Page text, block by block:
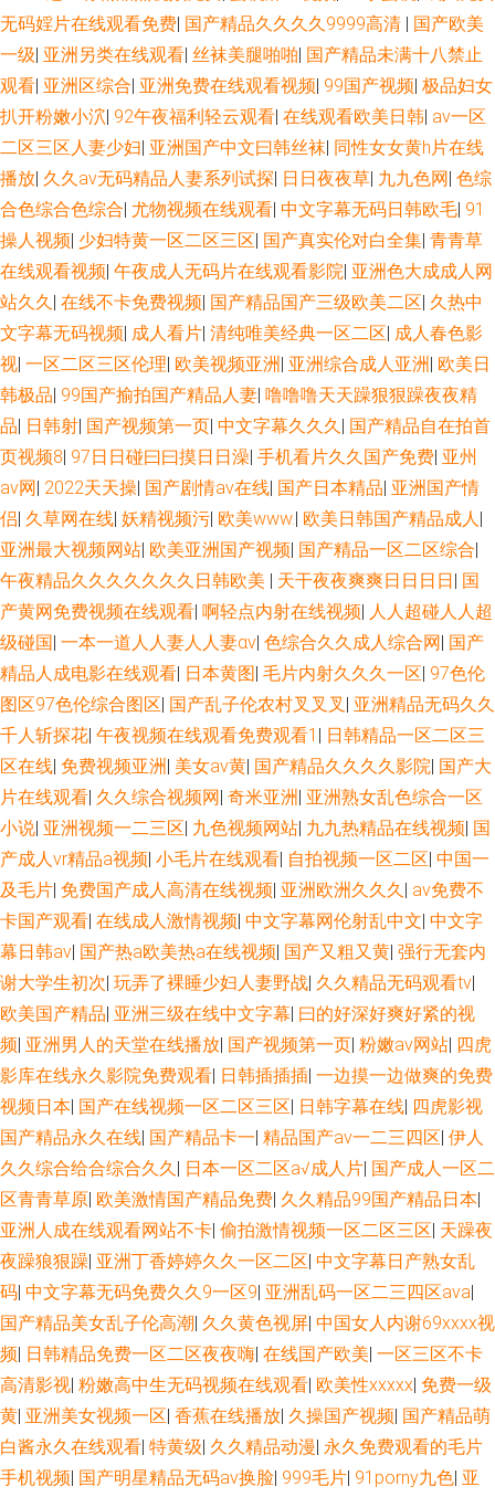
无码婬片在线观看免费| 国产精品久久久久9999高清 | 国产欧美
一级| 亚洲另类在线观看| 丝袜美腿啪啪| 国产精品未满十八禁止
观看| 亚洲区综合| 亚洲免费在线观看视频| 99国产视频| 极品妇女
扒开粉嫩小泬| 92午夜福利轻云观看| 在线观看欧美日韩| av一区
二区三区人妻少妇| 亚洲国产中文曰韩丝袜| 同性女女黄h片在线
播放| 久久av无码精品人妻系列试探| 日日夜夜草| 九九色网| 色综
合色综合色综合| 尤物视频在线观看| 中文字幕无码日韩欧毛| 91
操人视频| 少妇特黄一区二区三区| 国产真实伦对白全集| 青青草
在线观看视频| 午夜成人无码片在线观看影院| 亚洲色大成成人网
站久久| 在线不卡免费视频| 国产精品国产三级欧美二区| 久热中
文字幕无码视频| 成人看片| 清纯唯美经典一区二区| 成人春色影
视| 一区二区三区伦理| 欧美视频亚洲 | 亚洲综合成人亚洲 | 欧美日
韩极品| 99国产揄拍国产精品人妻| 噜噜噜天天躁狠狠躁夜夜精
品| 日韩射| 国产视频第一页| 中文字幕久久久| 国产精品自在拍首
页视频8| 97日日碰曰曰摸日日澡| 手机看片久久国产免费| 亚州
av网| 2022天天操| 国产剧情av在线| 国产日本精品| 亚洲国产情
侣| 久草网在线| 妖精视频污| 欧美www.| 欧美日韩国产精品成人|
亚洲最大视频网站| 欧美亚洲国产视频| 国产精品一区二区综合|
午夜精品久久久久久久久日韩欧美 | 天干夜夜爽爽日日日日| 国
产黄网免费视频在线观看| 啊轻点内射在线视频| 人人超碰人人超
级碰国| 一本一道人人妻人人妻αv| 色综合久久成人综合网| 国产
精品人成电影在线观看| 日本黄图| 毛片内射久久久一区| 97色伦
图区97色伦综合图区| 国产乱子伦农村叉叉叉 | 亚洲精品无码久久
千人斩探花| 午夜视频在线观看免费观看1 | 日韩精品一区二区三
区在线| 免费视频亚洲 | 美女av黄| 国产精品久久久久影院| 国产大
片在线观看| 久久综合视频网| 奇米亚洲 | 亚洲熟女乱色综合一区
小说| 亚洲视频一二三区| 九色视频网站| 九九热精品在线视频| 国
产成人vr精品a视频| 小毛片在线观看| 自拍视频一区二区| 中国一
及毛片| 免费国产成人高清在线视频| 亚洲欧洲久久久| av免费不
卡国产观看| 在线成人激情视频| 中文字幕网伦射乱中文| 中文字
幕日韩av| 国产热a欧美热a在线视频| 国产又粗又黄| 强行无套内
谢大学生初次| 玩弄了裸睡少妇人妻野战| 久久精品无码观看tv|
欧美国产精品| 亚洲三级在线中文字幕| 曰的好深好爽好紧的视
频| 亚洲男人的天堂在线播放| 国产视频第一页| 粉嫩av网站| 四虎
影库在线永久影院免费观看| 日韩插插插| 一边摸一边做爽的免费
视频日本| 国产在线视频一区二区三区| 日韩字幕在线| 四虎影视
国产精品永久在线| 国产精品卡一| 精品国产av一二三四区| 伊人
久久综合给合综合久久| 日本一区二区a√成人片| 国产成人一区二
区青青草原| 欧美激情国产精品免费| 久久精品99国产精品日本|
亚洲人成在线观看网站不卡| 偷拍激情视频一区二区三区| 天躁夜
夜躁狼狠躁| 亚洲丁香婷婷久久一区二区| 中文字幕日产熟女乱
码| 中文字幕无码免费久久9一区9| 亚洲乱码一区二三四区ava|
国产精品美女乱子伦高潮| 久久黄色视屏| 中国女人内谢69xxxx视
频| 日韩精品免费一区二区夜夜嗨| 在线国产欧美| 一区三区不卡
高清影视| 粉嫩高中生无码视频在线观看| 欧美性xxxxx| 免费一级
黄| 亚洲美女视频一区| 香蕉在线播放| 久操国产视频| 国产精品萌
白酱永久在线观看| 特黄级| 久久精品动漫| 永久免费观看的毛片
手机视频| 国产明星精品无码av换脸| 999毛片| 91porny九色| 亚